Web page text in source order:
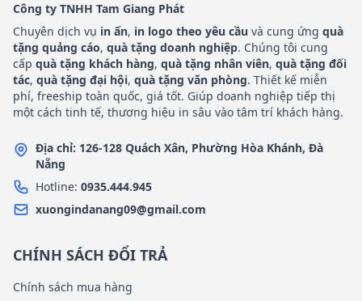
Công ty TNHH Tam Giang Phát
Chuyên dịch vụ in ấn, in logo theo yêu cầu và cung ứng quà
tặng quảng cáo, quà tặng doanh nghiệp. Chúng tôi cung
cấp quà tặng khách hàng, quà tặng nhân viên, quà tặng đối
tác, quà tặng đại hội, quà tặng văn phòng. Thiết kế miễn
phí, freeship toàn quốc, giá tốt. Giúp doanh nghiệp tiếp thị
một cách tinh tế, thương hiệu in sâu vào tâm trí khách hàng.
Địa chỉ: 126-128 Quách Xân, Phường Hòa Khánh, Đà
Nẵng
Hotline: 0935.444.945
xuongindanang09@gmail.com
CHÍNH SÁCH ĐỔI TRẢ
Chính sách mua hàng